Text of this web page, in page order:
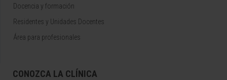
Docencia y formación
Residentes y Unidades Docentes
Área para profesionales
CONOZCA LA CLÍNICA